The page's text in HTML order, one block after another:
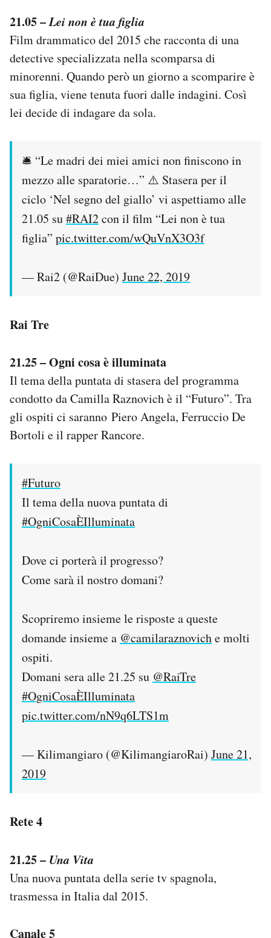
21.05 –Lei non è tua figlia
Film drammatico del 2015 che racconta di una
detective specializzata nella scomparsa di
minorenni. Quando però un giorno a scomparire è
sua figlia, viene tenuta fuori dalle indagini. Così
lei decide di indagare da sola.
🛎 “Le madri dei miei amici non finiscono in
mezzo alle sparatorie…” ⚠ Stasera per il
ciclo ‘Nel segno del giallo’ vi aspettiamo alle
21.05 su#RAI2con il film “Lei non è tua
figlia” pic.twitter.com/wQuVnX3O3f
— Rai2 (@RaiDue) June 22, 2019
Rai Tre
21.25 – Ogni cosa è illuminata
Il tema della puntata di stasera del programma
condotto da Camilla Raznovich è il “Futuro”. Tra
gli ospiti ci saranno Piero Angela, Ferruccio De
Bortoli e il rapper Rancore.
#Futuro
Il tema della nuova puntata di
#OgniCosaÈIlluminata
Dove ci porterà il progresso?
Come sarà il nostro domani?
Scopriremo insieme le risposte a queste
domande insieme a @camilaraznoviche molti
ospiti.
Domani sera alle 21.25 su @RaiTre
#OgniCosaÈIlluminata
pic.twitter.com/nN9q6LTS1m
— Kilimangiaro (@KilimangiaroRai) June 21,
2019
Rete 4
21.25 – Una Vita
Una nuova puntata della serie tv spagnola,
trasmessa in Italia dal 2015.
Canale 5